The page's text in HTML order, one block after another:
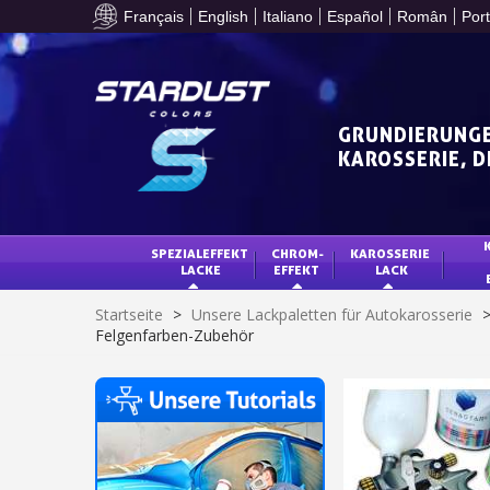
Français English Italiano Español Român
KAROSSERIE,
SPEZIALEFFEKT
LACKE
CHROM-
EFFEKT
KAROSSERIE
LACK
Startseite > Unsere Lackpaletten für Autokarosserie >
Felgenfarben-Zubehör